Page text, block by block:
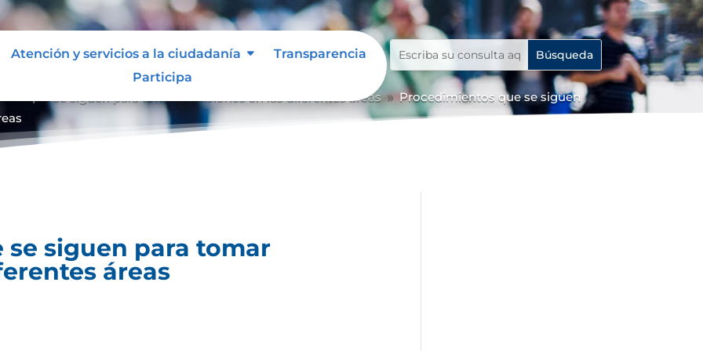
Atención y servicios a la ciudadanía
Transparencia
Participa
que se siguen para tomar decisiones en las diferentes áreas 9 Procedimientos que se siguen
siguen para tomar
áreas